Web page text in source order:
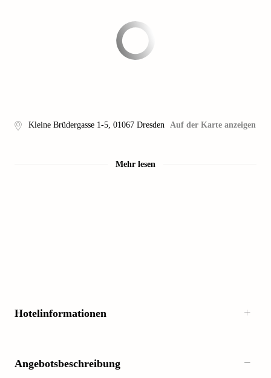
Kleine Brüdergasse 1-5, 01067 Dresden Auf der Karte anzeigen
Mehr lesen
Hotelinformationen
Angebotsbeschreibung